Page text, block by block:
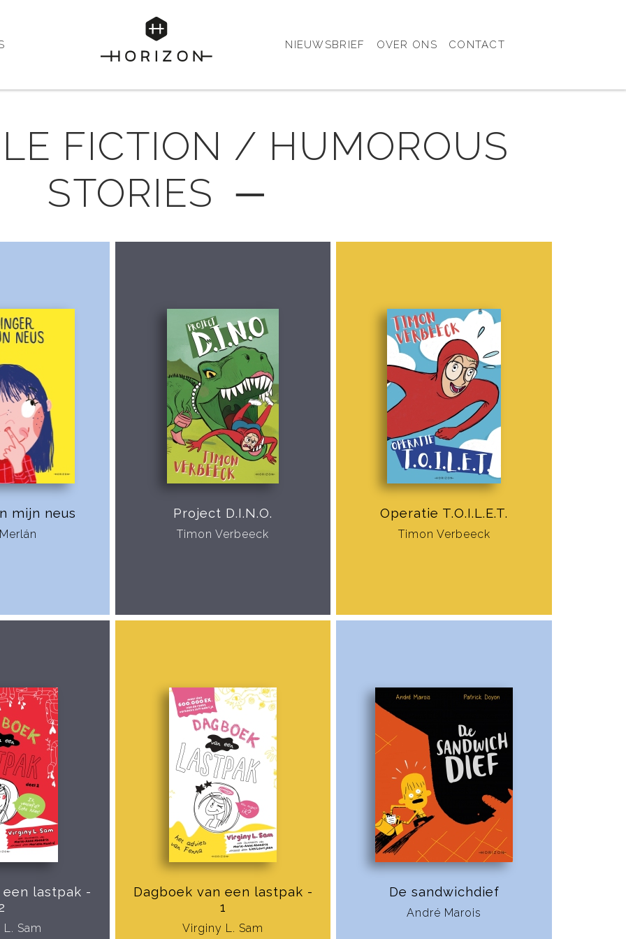
NIEUWSBRIEF OVER ONS CONTACT
FICTION / HUMOROUS
STORIES ─
mijn neus Project D.I.N.O.
Timon Verbeeck
Operatie T.O.I.L.E.T.
Timon Verbeeck
lastpak -
Sam
Dagboek van een lastpak -
1
Virginy L. Sam
De sandwichdief
André Marois